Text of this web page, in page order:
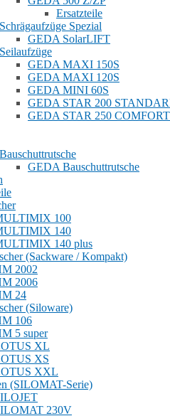
Ersatzteile
Schrägaufzüge Spezial
GEDA SolarLIFT
Seilaufzüge
GEDA MAXI 150S
GEDA MAXI 120S
GEDA MINI 60S
GEDA STAR 200
GEDA STAR 250 COMFORT
Bauschuttrutsche
GEDA Bauschuttrutsche
100
140
140 plus
(Sackware / Kompakt)
2002
2006
24
(Siloware)
106
5 super
XL
XS
XXL
(SILOMAT-Serie)
230V